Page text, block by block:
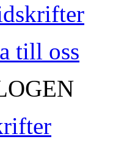
till oss